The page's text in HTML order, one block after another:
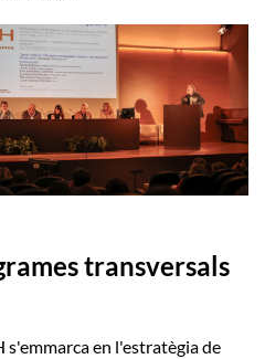
transversals
s'emmarca en l'estratègia de